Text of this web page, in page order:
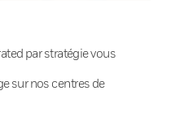
par stratégie vous
sur nos centres de